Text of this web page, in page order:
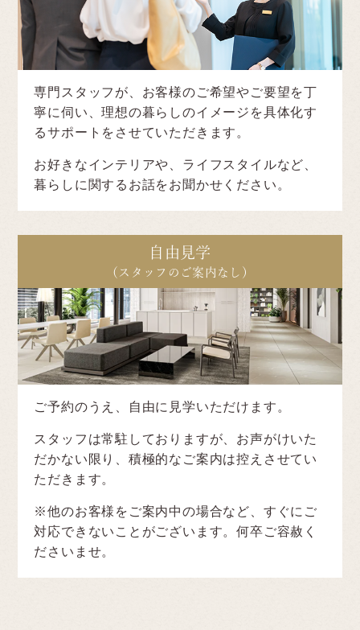
専門スタッフが、お客様のご希望やご要望を丁
寧に伺い、理想の暮らしのイメージを具体化す
るサポートをさせていただきます。
お好きなインテリアや、ライフスタイルなど、
暮らしに関するお話をお聞かせください。
自由見学
（スタッフのご案内なし）
ご予約のうえ、自由に見学いただけます。
スタッフは常駐しておりますが、お声がけいた
だかない限り、積極的なご案内は控えさせてい
ただきます。
※他のお客様をご案内中の場合など、すぐにご
対応できないことがございます。何卒ご容赦く
ださいませ。